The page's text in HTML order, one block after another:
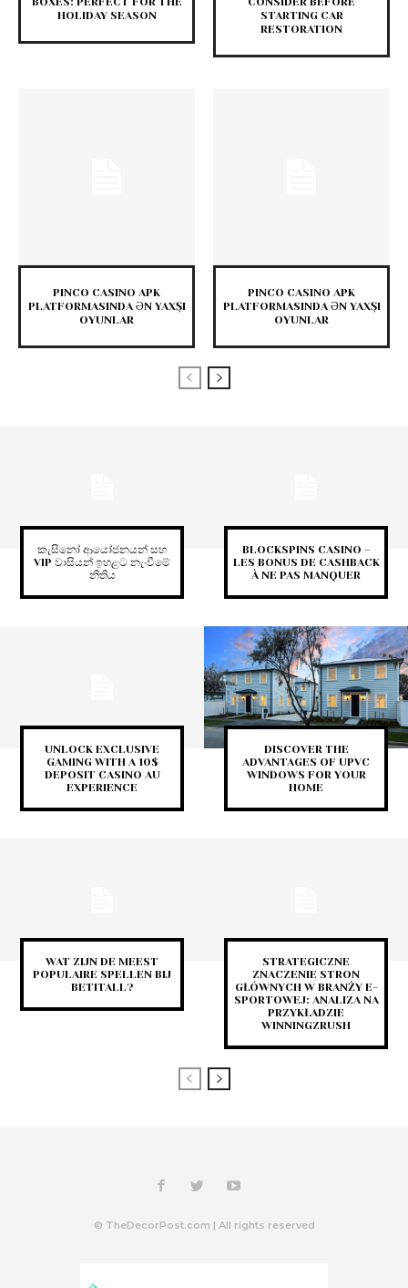
HOLIDAY SEASON
STARTING CAR
RESTORATION
PINCO CASINO APK
PLATFORMASINDA ƏN YAXŞI
OYUNLAR
PINCO CASINO APK
PLATFORMASINDA ƏN YAXŞI
OYUNLAR
කැසිනෝ ආයෝජනයන් සහ
VIP වාසියන් ඉහළට නැංවීමේ
නිතිය
BLOCKSPINS CASINO –
LES BONUS DE CASHBACK
À NE PAS MANQUER
UNLOCK EXCLUSIVE
GAMING WITH A 10$
DEPOSIT CASINO AU
EXPERIENCE
DISCOVER THE
ADVANTAGES OF UPVC
WINDOWS FOR YOUR
HOME
WAT ZIJN DE MEEST
POPULAIRE SPELLEN BIJ
BETITALL?
STRATEGICZNE
ZNACZENIE STRON
GŁÓWNYCH W BRANŻY E-
SPORTOWEJ: ANALIZA NA
PRZYKŁADZIE
WINNINGZRUSH
© TheDecorPost.com | All rights reserved